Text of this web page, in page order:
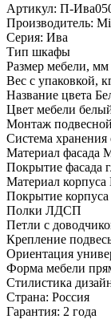
Артикул: П-
Производитель:
Серия: Ива
Тип шкафы
Размер мебели,
Вес с упаковкой,
Название цвета
Цвет мебели
Монтаж подвесной
Система
Материал фасада
Покрытие фасада
Материал
Покрытие корпуса
Полки ЛДСП
Петли с
Крепление
Ориентация
Форма мебели
Стилистика
Страна: Россия
Гарантия: 2 года